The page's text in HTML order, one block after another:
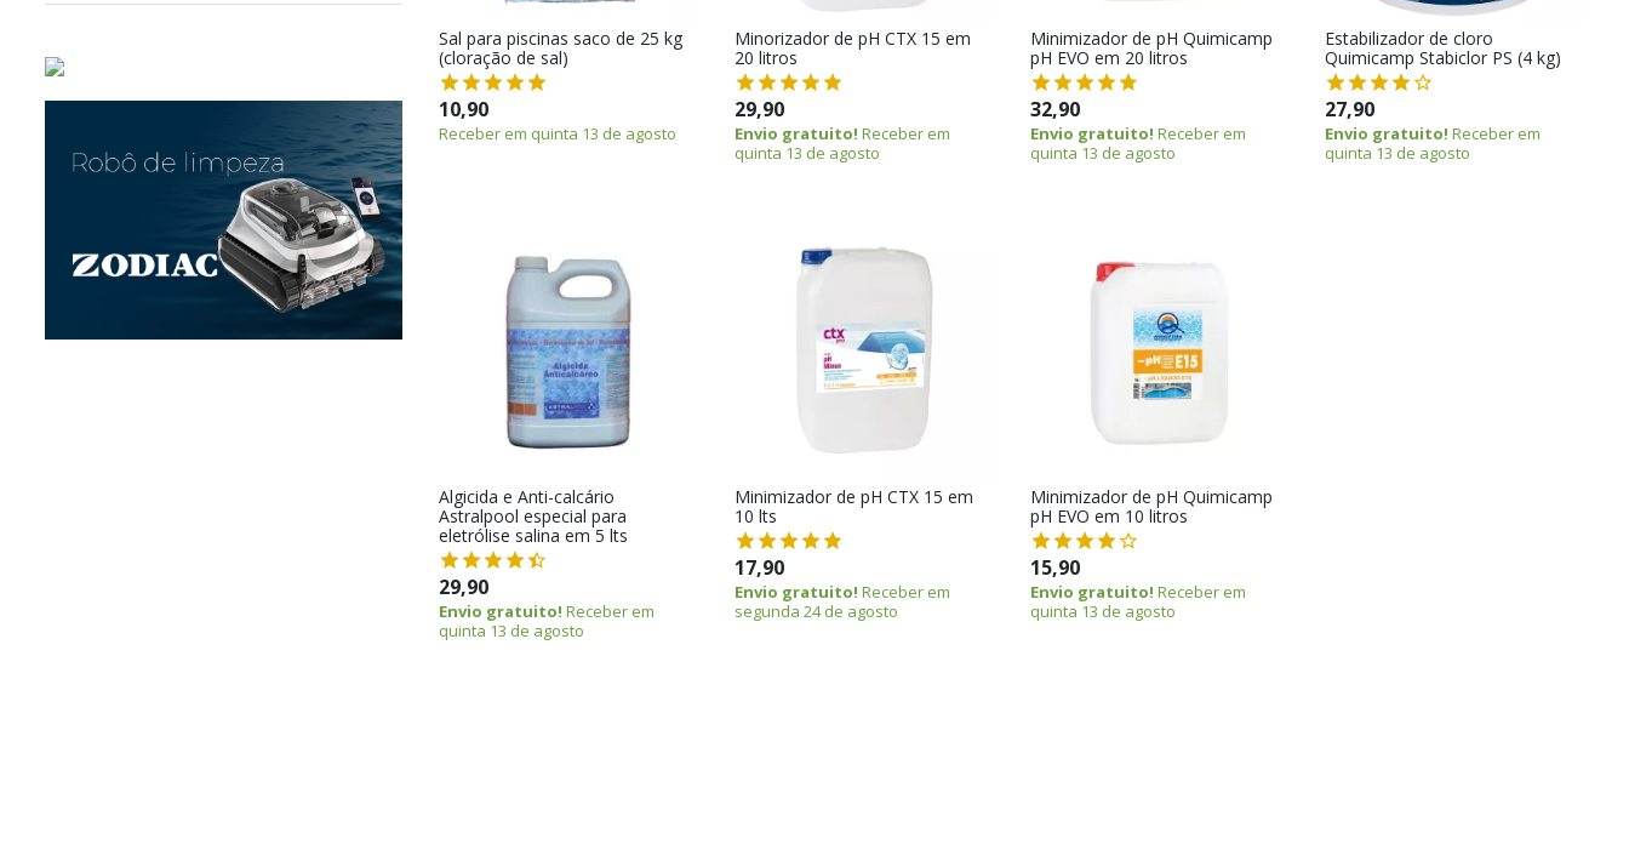
Sal para piscinas saco de 25 kg
(cloração de sal)
10,90
Receber em quinta 13 de agosto
Minorizador de pH CTX 15 em
20 litros
29,90
Envio gratuito! Receber em
quinta 13 de agosto
Minimizador de pH Quimicamp
pH EVO em 20 litros
32,90
Envio gratuito! Receber em
quinta 13 de agosto
Estabilizador de cloro
Quimicamp Stabiclor PS (4 kg)
27,90
Envio gratuito! Receber em
quinta 13 de agosto
Algicida e Anti-calcário
Astralpool especial para
eletrólise salina em 5 lts
29,90
Envio gratuito! Receber em
quinta 13 de agosto
Minimizador de pH CTX 15 em
10 lts
17,90
Envio gratuito! Receber em
segunda 24 de agosto
Minimizador de pH Quimicamp
pH EVO em 10 litros
15,90
Envio gratuito! Receber em
quinta 13 de agosto